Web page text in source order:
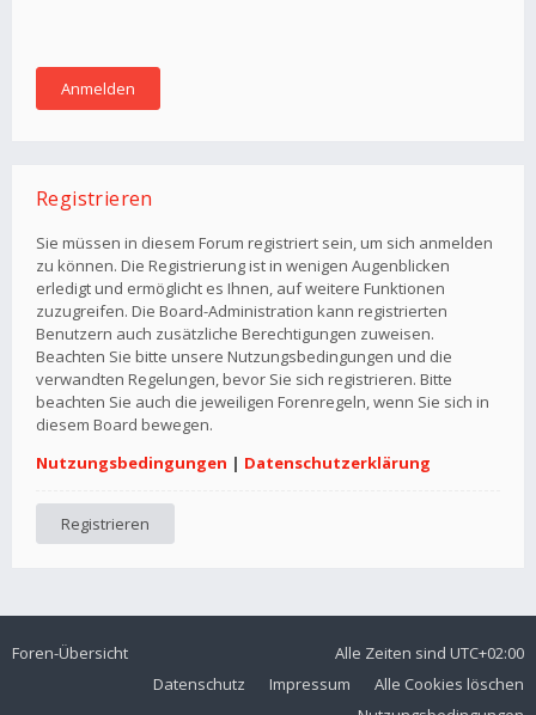
Registrieren
Sie müssen in diesem Forum registriert sein, um sich anmelden
zu können. Die Registrierung ist in wenigen Augenblicken
erledigt und ermöglicht es Ihnen, auf weitere Funktionen
zuzugreifen. Die Board-Administration kann registrierten
Benutzern auch zusätzliche Berechtigungen zuweisen.
Beachten Sie bitte unsere Nutzungsbedingungen und die
verwandten Regelungen, bevor Sie sich registrieren. Bitte
beachten Sie auch die jeweiligen Forenregeln, wenn Sie sich in
diesem Board bewegen.
Nutzungsbedingungen | Datenschutzerklärung
Registrieren
Foren-Übersicht Alle Zeiten sind UTC+02:00
Alle Cookies löschen
Impressum
Datenschutz